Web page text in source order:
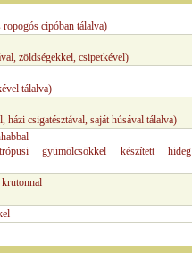
ropogós cipóban tálalva)
zöldségekkel, csipetkével)
tálalva)
csigatésztával, saját húsával tálalva)
gyümölcsökkel készített hideg
krutonnal